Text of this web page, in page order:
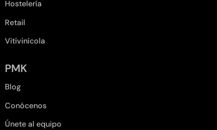
Hostelería
Retail
Vitivinícola
PMK
Blog
Conócenos
Únete al equipo